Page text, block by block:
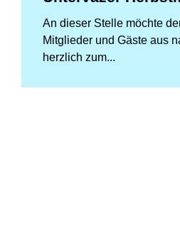
An dieser Stelle möchte
Mitglieder und Gäste aus
herzlich zum...